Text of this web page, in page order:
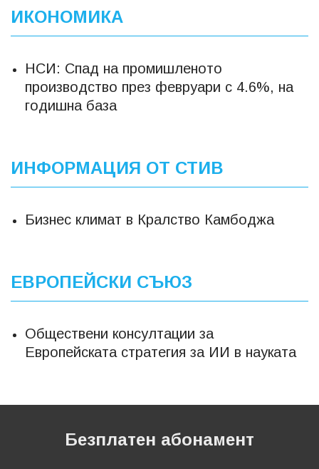
ИКОНОМИКА
НСИ: Спад на промишленото
производство през февруари с 4.6%, на
годишна база
ИНФОРМАЦИЯ ОТ СТИВ
Бизнес климат в Кралство Камбоджа
ЕВРОПЕЙСКИ СЪЮЗ
Обществени консултации за
Европейската стратегия за ИИ в науката
Безплатен абонамент